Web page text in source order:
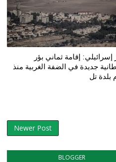
إسرائيلي: إقامة ثماني بؤر
جديدة في الضفة الغربية منذ
بلدة تل
Newer Post
BLOGGER